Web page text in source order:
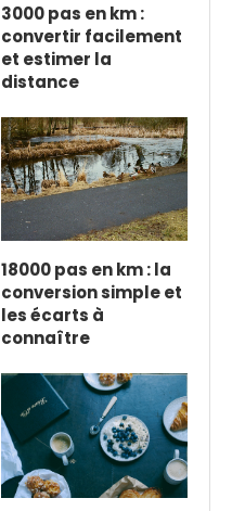
3000 pas en km :
convertir facilement
et estimer la
distance
18000 pas en km : la
conversion simple et
les écarts à
connaître